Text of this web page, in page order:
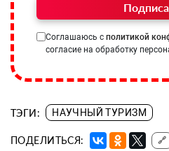
Соглашаюсь с политикой
согласие на обработку
ТЭГИ: НАУЧНЫЙ ТУРИЗМ
ПОДЕЛИТЬСЯ: 🔗